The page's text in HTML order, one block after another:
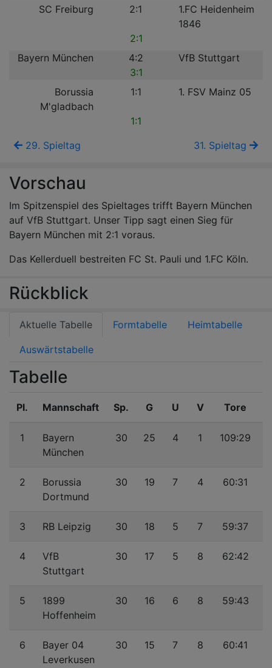
SC Freiburg
2:1
1.FC Heidenheim
1846
2:1
Bayern München
4:2
VfB Stuttgart
3:1
Borussia
M'gladbach
1:1 1. FSV Mainz 05
1:1
29. Spieltag
31. Spieltag
Vorschau
Im Spitzenspiel des Spieltages trifft Bayern München
auf VfB Stuttgart. Unser Tipp sagt einen Sieg für
Bayern München mit 2:1 voraus.
Das Kellerduell bestreiten FC St. Pauli und 1.FC Köln.
Rückblick
Aktuelle Tabelle Formtabelle Heimtabelle
Auswärtstabelle
Tabelle
Pl. Mannschaft Sp. G U V Tore
1
Bayern
München
30 25 4 1 109:29
2
Borussia
Dortmund
30 19 7 4 60:31
3 RB Leipzig 30 18 5 7 59:37
4
VfB
Stuttgart
30 17 5 8 62:42
5
1899
Hoffenheim
30 16 6 8 59:43
6
Bayer 04
Leverkusen
30 15 7 8 60:41